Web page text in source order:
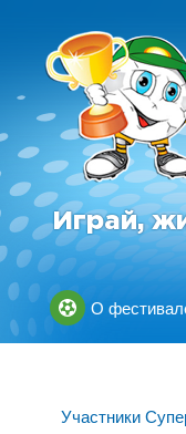
Играй,
О
Участники